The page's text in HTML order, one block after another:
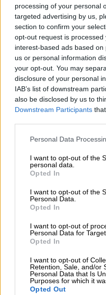
processing of your personal
targeted advertising by us,
section to confirm your
opt-out request is
interest-based ads based
us or personal information
your opt-out. You may
disclosure of your personal
IAB’s list of downstream
also be disclosed by us to
Downstream Participants
Please note that this
not limited to your visit or
grant or deny consent to
use your data for below
consent section.
Personal Data
I want to opt-out of the
personal data.
Opted In
I want to opt-out of the
Personal Data.
Opted In
I want to opt-out of
Personal Data for
Opted In
I want to opt-out of
Retention, Sale, and/or
Personal Data that Is
Purposes for which it
Opted Out
Ελλάδα 25.01.2019 22:38
Χανιά:
από έκρηξη σε
Σημειώθηκαν και
διαμένει, στη
ΑΛΛΑ #TAGS
έκρηξη
Χανιά
Θεσσαλονίκη